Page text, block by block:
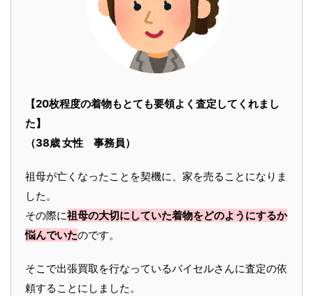
【20枚程度の着物もとても要領よく査定してくれまし
た】
（38歳 女性 事務員）
祖母が亡くなったことを契機に、家を売ることになりま
した。
その際に祖母の大切にしていた着物をどのようにするか
悩んでいたのです。
そこで出張買取を行なっているバイセルさんに査定の依
頼することにしました。